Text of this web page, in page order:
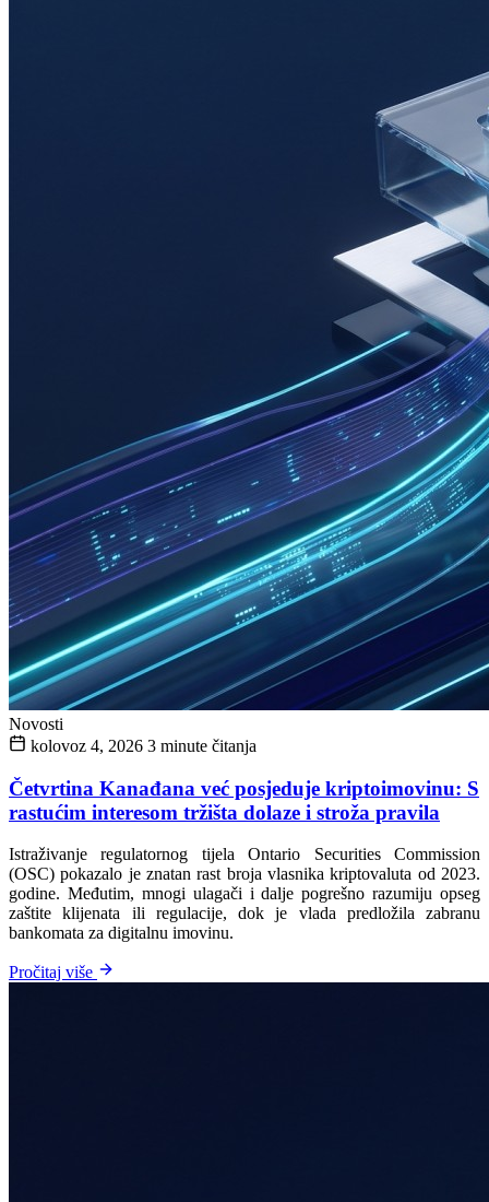
Novosti
kolovoz 4, 2026 3 minute čitanja
Četvrtina Kanađana već posjeduje kriptoimovinu: S
rastućim interesom tržišta dolaze i stroža pravila
Istraživanje regulatornog tijela Ontario Securities Commission
(OSC) pokazalo je znatan rast broja vlasnika kriptovaluta od 2023.
godine. Međutim, mnogi ulagači i dalje pogrešno razumiju opseg
zaštite klijenata ili regulacije, dok je vlada predložila zabranu
bankomata za digitalnu imovinu.
Pročitaj više